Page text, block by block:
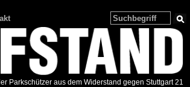
Parkschützer aus dem Widerstand gegen Stuttgart 21